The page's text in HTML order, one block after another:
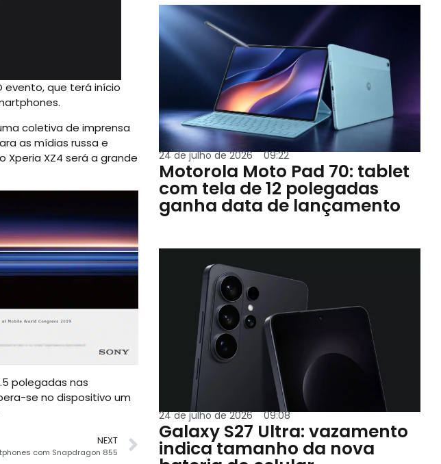
evento, que terá início
coletiva de imprensa
as mídias russa e
XZ4 será a grande
polegadas nas
se no dispositivo um
NEXT
com Snapdragon 855
24 de julho de 2026 09:22
Motorola Moto Pad 70: tablet
com tela de 12 polegadas
ganha data de lançamento
24 de julho de 2026 09:08
Galaxy S27 Ultra: vazamento
indica tamanho da nova